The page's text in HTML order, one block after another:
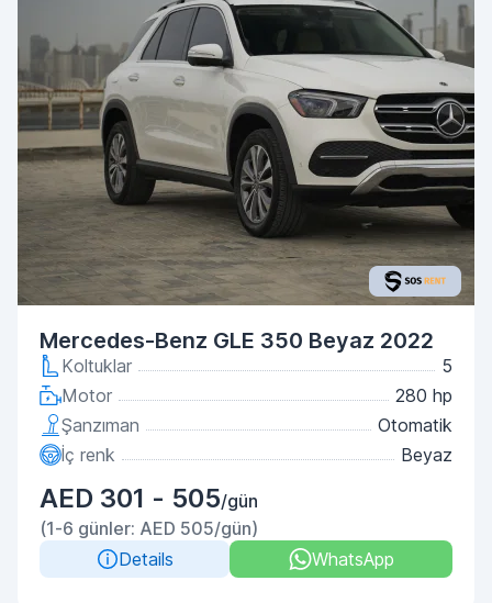
Mercedes-Benz GLE 350 Beyaz 2022
Koltuklar
5
Motor
280 hp
Şanzıman
Otomatik
İç renk
Beyaz
AED 301 - 505/gün
(1-6 günler: AED 505/gün)
Details
WhatsApp